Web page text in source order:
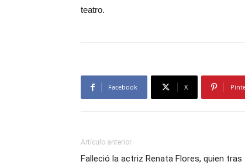
teatro.
Facebook X
Artículo anterior
Falleció la actriz Renata Flores, quien tras